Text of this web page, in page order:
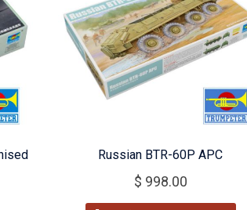
Russian BTR-60P APC
$ 998.00